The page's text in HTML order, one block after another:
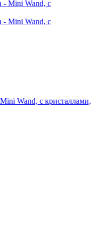
Wand, с кристаллами,